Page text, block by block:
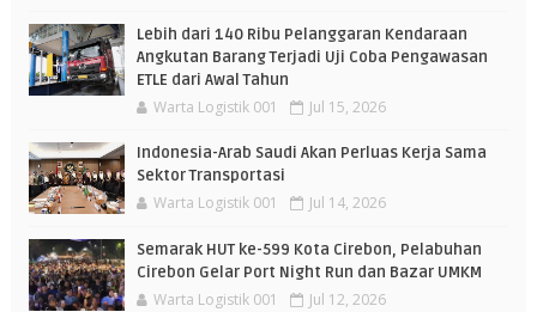
Lebih dari 140 Ribu Pelanggaran Kendaraan
Angkutan Barang Terjadi Uji Coba Pengawasan
ETLE dari Awal Tahun
Warta Logistik 001 Jul 15, 2026
Indonesia-Arab Saudi Akan Perluas Kerja Sama
Sektor Transportasi
Warta Logistik 001 Jul 14, 2026
Semarak HUT ke-599 Kota Cirebon, Pelabuhan
Cirebon Gelar Port Night Run dan Bazar UMKM
Warta Logistik 001 Jul 12, 2026